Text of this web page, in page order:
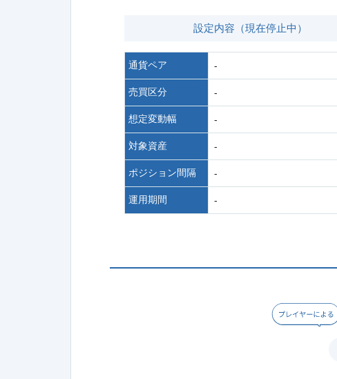
設定内容（現在停止中）
通貨ペア -
売買区分 -
想定変動幅 -
対象資産 -
ポジション間隔 -
運用期間 -